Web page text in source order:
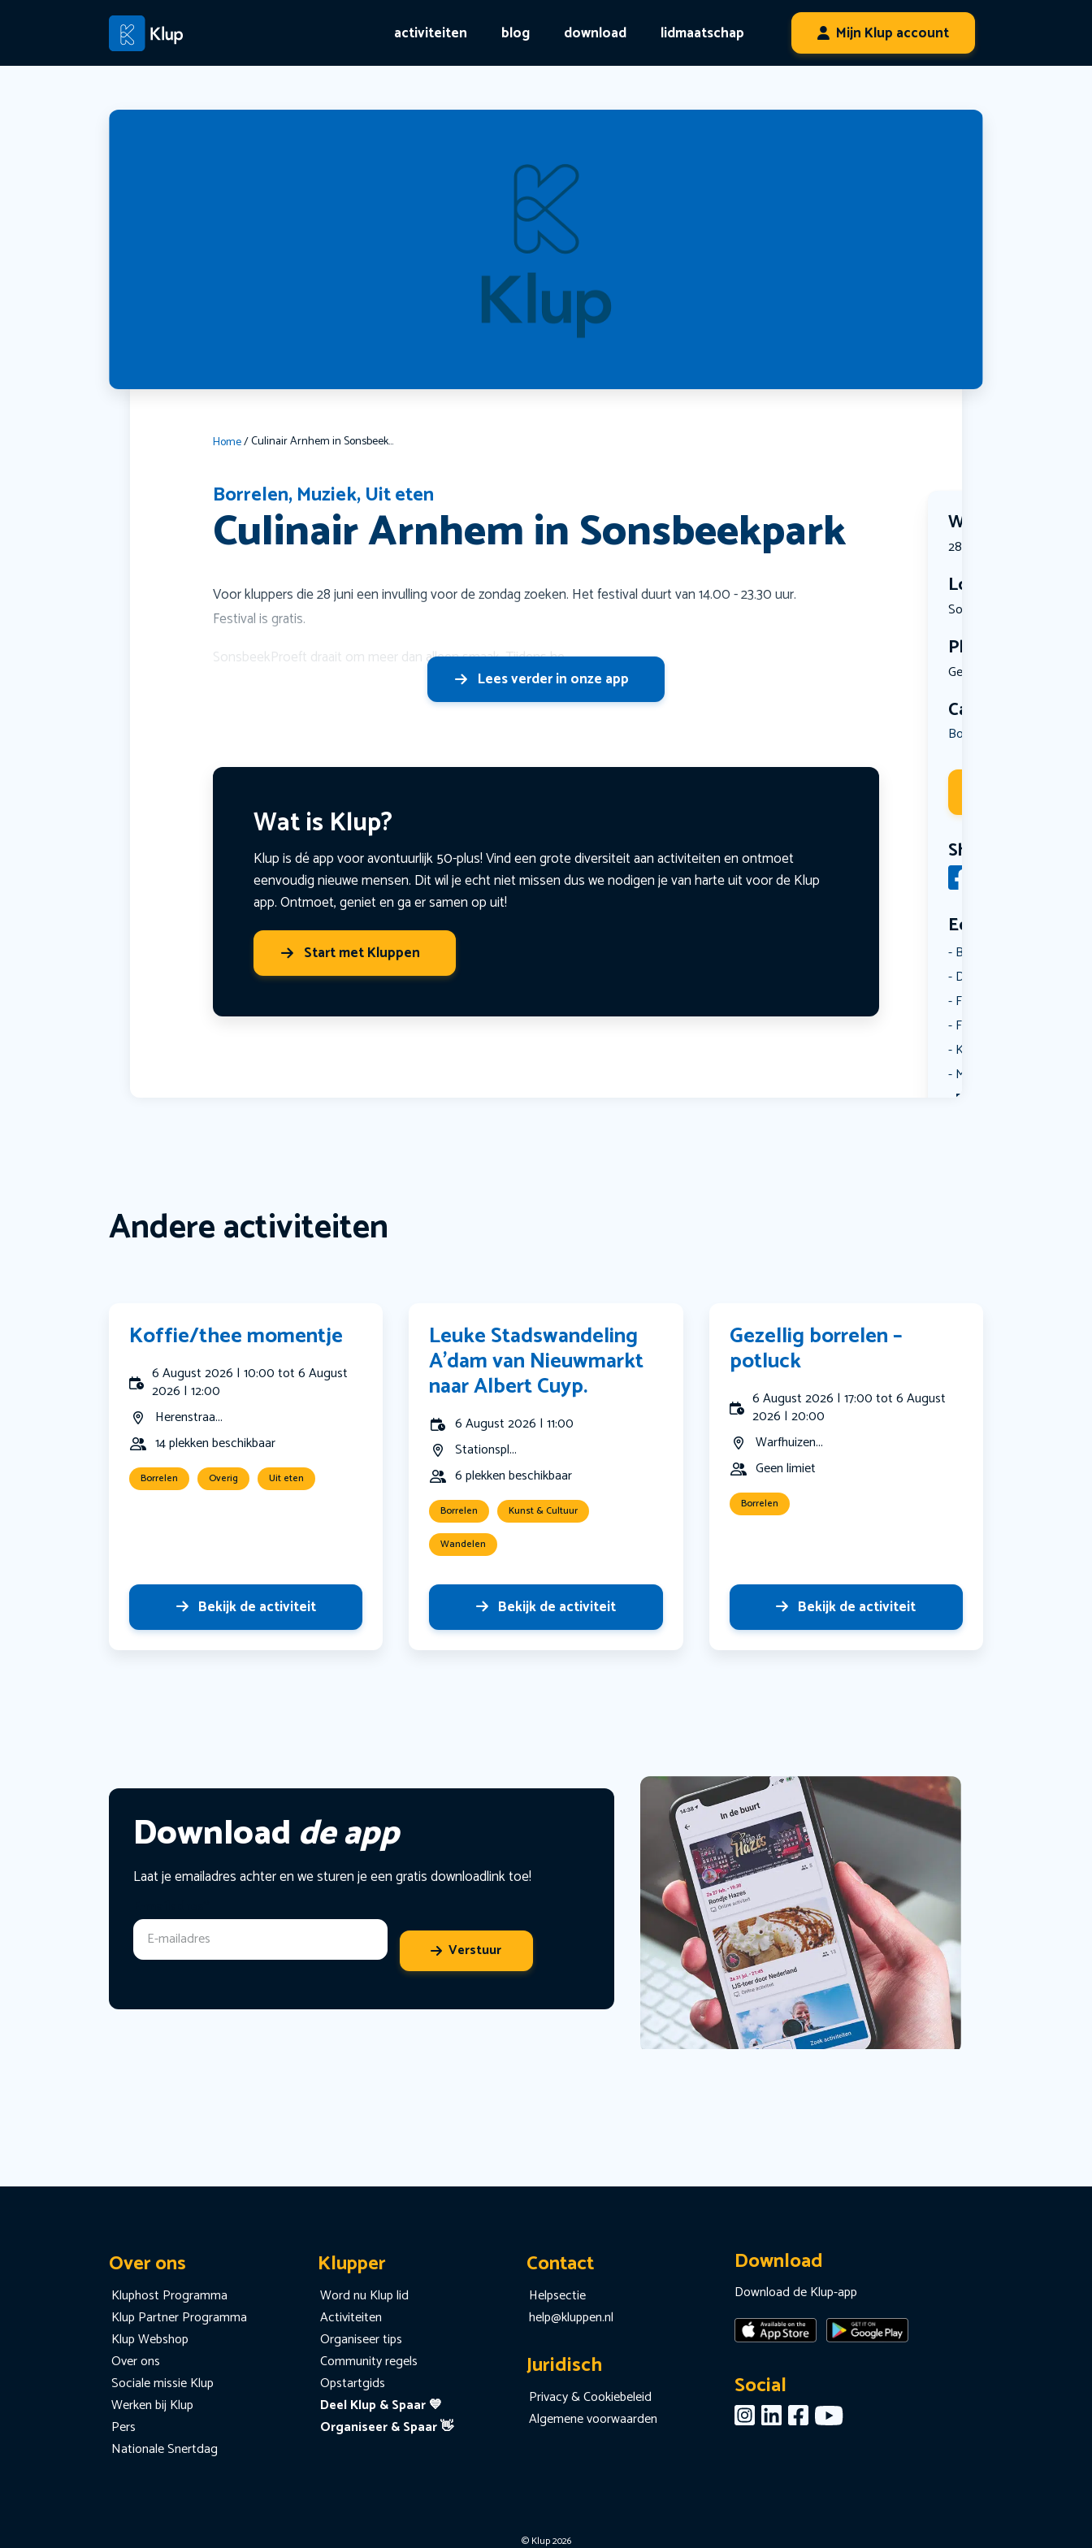
activiteiten blog download lidmaatschap Mijn Klup account
Home/ Culinair Arnhem in Sonsbeekpark
Borrelen,Muziek,Uit eten
Culinair Arnhem in Sonsbeekpark Wanneer?
28 June 2026 | 14:00
Locatie
Sonsbeek, ...
Plekken
Geen limiet
Categorie
Borrelen
Share
Een aantal
Borrelen
Dansen
Fietsen
Film
Kunst & Cultuur
Muziek
Bekijk alle categorieën
Voor kluppers die 28 juni een invulling voor de zondag zoeken. Het festival duurt van 14.00 - 23.30 uur.
Festival is gratis.
SonsbeekProeft draait om meer dan alleen smaak. Tijdens he
Lees verder in onze app
Wat is Klup?
Klup is dé app voor avontuurlijk 50-plus! Vind een grote diversiteit aan activiteiten en ontmoet
eenvoudig nieuwe mensen. Dit wil je echt niet missen dus we nodigen je van harte uit voor de Klup
app. Ontmoet, geniet en ga er samen op uit!
Start met Kluppen
Andere activiteiten
Koffie/thee momentje
6 August 2026 | 10:00 tot 6 August
2026 | 12:00
Herenstraa...
14 plekken beschikbaar
Borrelen Overig Uit eten
Bekijk de activiteit
Leuke Stadswandeling
A’dam van Nieuwmarkt
naar Albert Cuyp.
6 August 2026 | 11:00
Stationspl...
6 plekken beschikbaar
Borrelen Kunst & Cultuur
Wandelen
Bekijk de activiteit
Gezellig borrelen –
potluck
6 August 2026 | 17:00 tot 6 August
2026 | 20:00
Warfhuizen...
Geen limiet
Borrelen
Bekijk de activiteit
Download de app
Laat je emailadres achter en we sturen je een gratis downloadlink toe!
Verstuur
Over ons
Kluphost Programma
Klup Partner Programma
Klup Webshop
Over ons
Sociale missie Klup
Werken bij Klup
Pers
Nationale Snertdag
Klupper
Word nu Klup lid
Activiteiten
Organiseer tips
Community regels
Opstartgids
Deel Klup & Spaar 💙
Organiseer & Spaar 👋
Contact
Helpsectie
help@kluppen.nl
Juridisch
Privacy & Cookiebeleid
Algemene voorwaarden
Download
Download de Klup-app
Social
© Klup 2026